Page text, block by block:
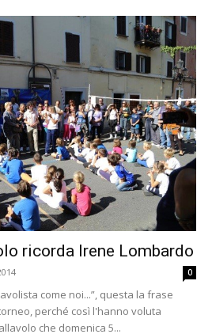
ricorda Irene Lombardo
0
come noi...”, questa la frase
perché così l'hanno voluta
che domenica 5...